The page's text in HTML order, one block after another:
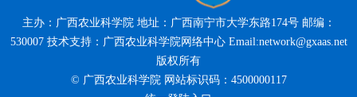
主办：广西农业科学院 地址：广西南宁市大学东路174号 邮编：
530007 技术支持：广西农业科学院网络中心 Email:network@gxaas.net
版权所有
© 广西农业科学院 网站标识码：4500000117